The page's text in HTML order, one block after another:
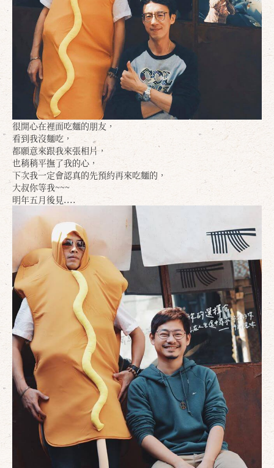
很開心在裡面吃麵的朋友，
看到我沒麵吃，
都願意來跟我來張相片，
也稍稍平撫了我的心，
下次我一定會認真的先預約再來吃麵的，
大叔你等我~~~
明年五月後見....
確定 取消